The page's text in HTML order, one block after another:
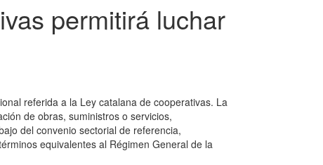
permitirá luchar
referida a la Ley catalana de cooperativas. La
de obras, suministros o servicios,
del convenio sectorial de referencia,
equivalentes al Régimen General de la